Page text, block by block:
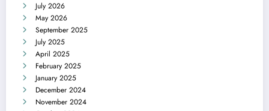
July 2026
May 2026
September 2025
July 2025
April 2025
February 2025
January 2025
December 2024
November 2024